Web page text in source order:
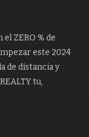
ZERO % de
este 2024
de distancia y
tu,